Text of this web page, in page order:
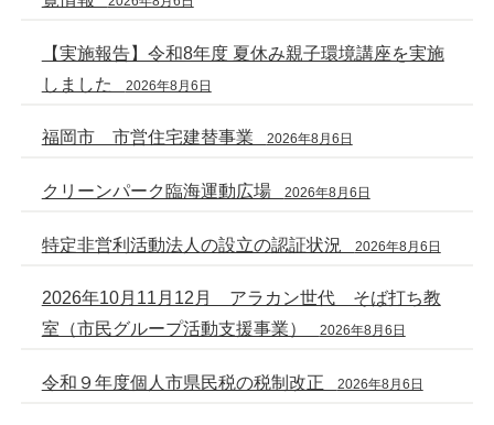
【実施報告】令和8年度 夏休み親子環境講座を実施
しました
2026年8月6日
福岡市 市営住宅建替事業 2026年8月6日
クリーンパーク臨海運動広場 2026年8月6日
特定非営利活動法人の設立の認証状況 2026年8月6日
2026年10月11月12月 アラカン世代 そば打ち教
室（市民グループ活動支援事業）
2026年8月6日
令和９年度個人市県民税の税制改正 2026年8月6日